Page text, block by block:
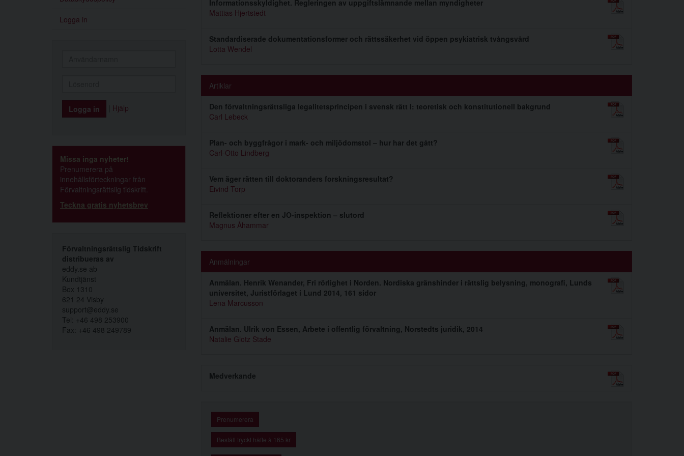
Logga in
Hjälp
Missa inga nyheter!
Prenumerera på
innehållsförteckningar från
Förvaltningsrättslig tidskrift.
Teckna gratis nyhetsbrev
Förvaltningsrättslig Tidskrift
distribueras av
eddy.se ab
Kundtjänst
Box 1310
621 24 Visby
support@eddy.se
Tel: +46 498 253900
Fax: +46 498 249789
Informationsskyldighet. Regleringen av uppgiftslämnande mellan myndigheter
Mattias Hjertstedt
Standardiserade dokumentationsformer och rättssäkerhet vid öppen psykiatrisk tvångsvård
Lotta Wendel
Artiklar
Den förvaltningsrättsliga legalitetsprincipen i svensk rätt I: teoretisk och konstitutionell bakgrund
Carl Lebeck
Plan- och byggfrågor i mark- och miljödomstol – hur har det gått?
Carl-Otto Lindberg
Vem äger rätten till doktoranders forskningsresultat?
Eivind Torp
Reflektioner efter en JO-inspektion – slutord
Magnus Åhammar
Anmälningar
Anmälan. Henrik Wenander, Fri rörlighet i Norden. Nordiska gränshinder i rättslig belysning, monografi, Lunds
universitet, Juristförlaget i Lund 2014, 161 sidor
Lena Marcusson
Anmälan. Ulrik von Essen, Arbete i offentlig förvaltning, Norstedts juridik, 2014
Natalie Glotz Stade
Medverkande
Prenumerera
Beställ tryckt häfte à 165 kr